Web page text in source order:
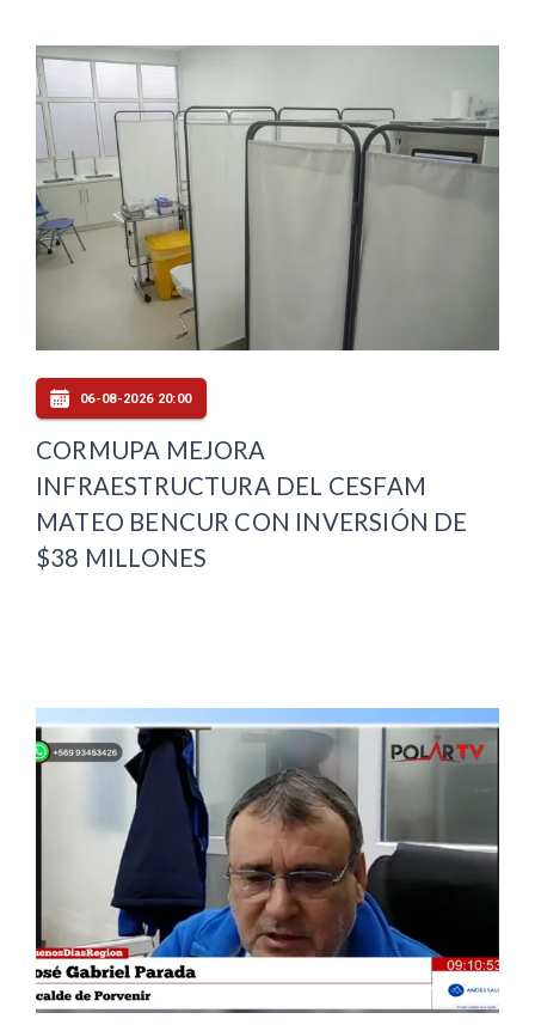
06-08-2026 20:00
CORMUPA MEJORA
INFRAESTRUCTURA DEL CESFAM
MATEO BENCUR CON INVERSIÓN DE
$38 MILLONES